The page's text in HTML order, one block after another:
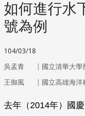
如何進行水
號為例
104/03/18
吳孟青 ｜ 國立清華大學
王御風
｜ 國立高雄海
去年（2014年）國